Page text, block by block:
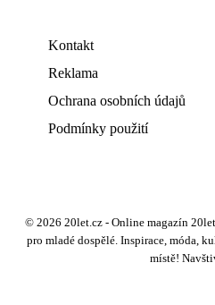
Kontakt
Reklama
Ochrana osobních údajů
Podmínky použití
© 2026 20let.cz - Online magazín
pro mladé dospělé. Inspirace, móda,
místě!